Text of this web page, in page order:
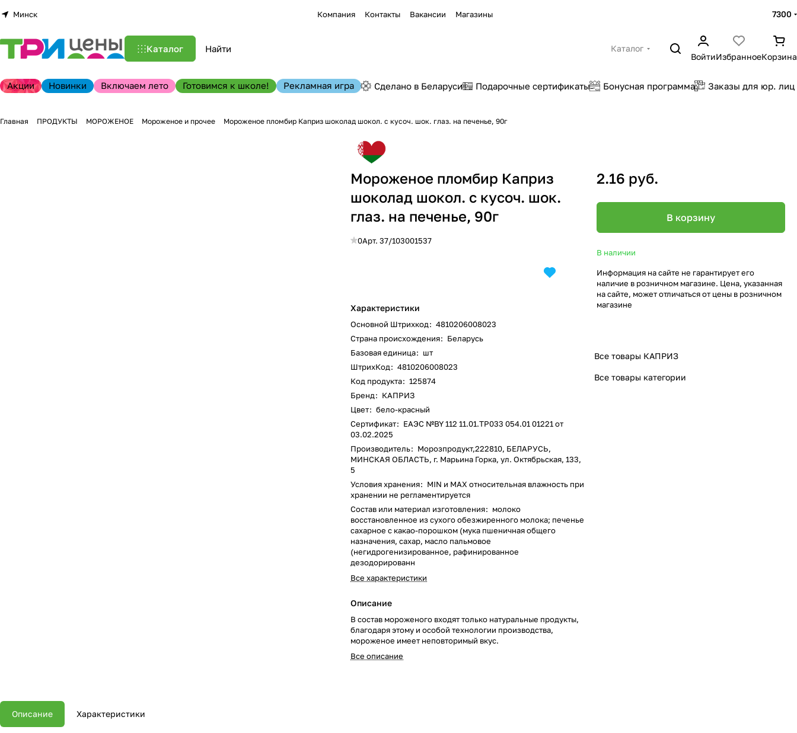
Минск Компания Контакты Вакансии Магазины 7300
Каталог
Каталог
ВойтиИзбранноеКорзина
Акции Новинки Включаем лето Готовимся к школе! Рекламная игра Сделано в Беларуси Подарочные сертификаты Бонусная программа Заказы для юр. лиц
Главная ПРОДУКТЫ МОРОЖЕНОЕ Мороженое и прочее Мороженое пломбир Каприз шоколад шокол. с кусоч. шок. глаз. на печенье, 90г
Мороженое пломбир Каприз
шоколад шокол. с кусоч. шок.
глаз. на печенье, 90г
0Арт.37/103001537
Характеристики
Основной Штрихкод: 4810206008023
Страна происхождения: Беларусь
Базовая единица: шт
ШтрихКод: 4810206008023
Код продукта: 125874
Бренд: КАПРИЗ
Цвет: бело-красный
Сертификат: ЕАЭС №BY 112 11.01.ТР033 054.01 01221 от
03.02.2025
Производитель: Морозпродукт,222810, БЕЛАРУСЬ,
МИНСКАЯ ОБЛАСТЬ, г. Марьина Горка, ул. Октябрьская, 133,
5
Условия хранения: MIN и MAX относительная влажность при
хранении не регламентируется
Состав или материал изготовления: молоко
восстановленное из сухого обезжиренного молока; печенье
сахарное с какао-порошком (мука пшеничная общего
назначения, сахар, масло пальмовое
(негидрогенизированное, рафинированное
дезодорированн
Все характеристики
Описание
В состав мороженого входят только натуральные продукты,
благодаря этому и особой технологии производства,
мороженое имеет неповторимый вкус.
Все описание
2.16 руб.
В корзину
В наличии
Информация на сайте не гарантирует его
наличие в розничном магазине. Цена, указанная
на сайте, может отличаться от цены в розничном
магазине
Все товары КАПРИЗ
Все товары категории
Описание Характеристики